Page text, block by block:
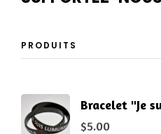
PRODUITS
Bracelet "Je
$5.00